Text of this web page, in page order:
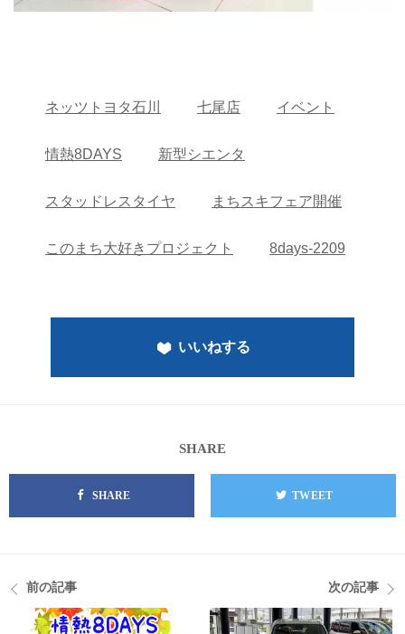
ネッツトヨタ石川 七尾店 イベント
情熱8DAYS 新型シエンタ
スタッドレスタイヤ まちスキフェア開催
このまち大好きプロジェクト 8days-2209
いいねする
SHARE
SHARE TWEET
前の記事 次の記事